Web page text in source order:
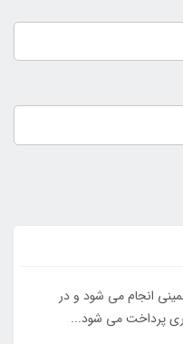
انجام می شود و در